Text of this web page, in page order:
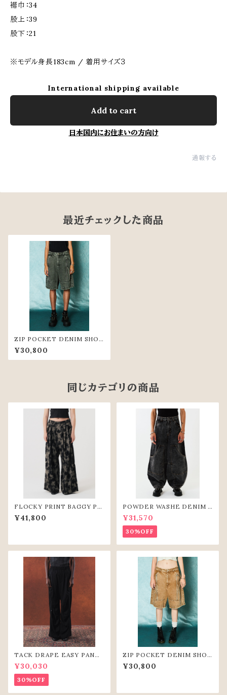
裾巾：34
股上：39
股下：21
※モデル身長183cm / 着用サイズ３
International shipping available
Add to cart
日本国内にお住まいの方向け
通報する
最近チェックした商品
ZIP POCKET DENIM SHOR
T PANTS（GRY）
¥30,800
同じカテゴリの商品
FLOCKY PRINT BAGGY PA
NTS (GRY)
¥41,800
POWDER WASHE DENIM C
URVE PANTS(BLK)
¥31,570
30%OFF
TACK DRAPE EASY PANTS
(BLK)
¥30,030
30%OFF
ZIP POCKET DENIM SHOR
T PANTS(BGE)
¥30,800